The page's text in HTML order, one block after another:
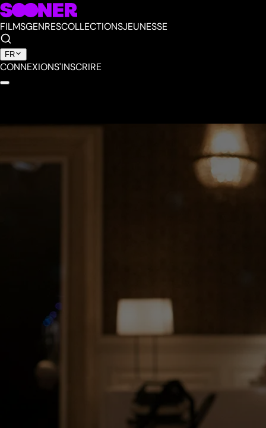
FILMSGENRESCOLLECTIONSJEUNESSE
FR
CONNEXIONS'INSCRIRE